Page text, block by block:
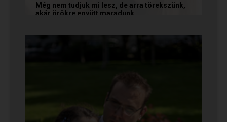
Még nem tudjuk mi lesz, de arra törekszünk,
akár örökre együtt maradunk
nekünk, akiknél néhány találkozás után eldőlt